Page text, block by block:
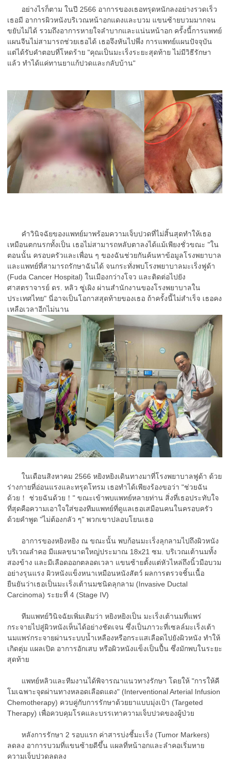
อย่างไรก็ตาม ในปี 2566 อาการของเธอทรุดหนักลงอย่างรวดเร็ว
เธอมี อาการผิวหนังบริเวณหน้าอกแดงและบวม แขนซ้ายบวมมากจน
ขยับไม่ได้ รวมถึงอาการหายใจลำบากและแน่นหน้าอก ครั้งนี้การแพทย์
แผนจีนไม่สามารถช่วยเธอได้ เธอจึงหันไปพึ่ง การแพทย์แผนปัจจุบัน
แต่ได้รับคำตอบที่โหดร้าย "คุณเป็นมะเร็งระยะสุดท้าย ไม่มีวิธีรักษา
แล้ว ทำได้แค่ทานยาแก้ปวดและกลับบ้าน"
คำวินิจฉัยของแพทย์มาพร้อมความเจ็บปวดที่ไม่สิ้นสุดทำให้เธอ
เหมือนตกนรกทั้งเป็น เธอไม่สามารถหลับตาลงได้แม้เพียงชั่วขณะ "ใน
ตอนนั้น ครอบครัวและเพื่อน ๆ ของฉันช่วยกันค้นหาข้อมูลโรงพยาบาล
และแพทย์ที่สามารถรักษาฉันได้ จนกระทั่งพบโรงพยาบาลมะเร็งฟูด้า
(Fuda Cancer Hospital) ในเมืองกว่างโจว และติดต่อไปยัง
ศาสตราจารย์ ดร. หลิว ซู่เผิง ผ่านสำนักงานของโรงพยาบาลใน
ประเทศไทย" นี่อาจเป็นโอกาสสุดท้ายของเธอ ถ้าครั้งนี้ไม่สำเร็จ เธอคง
เหลือเวลาอีกไม่นาน
ในเดือนสิงหาคม 2566 หยิงหยิงเดินทางมาที่โรงพยาบาลฟูด้า ด้วย
ร่างกายที่อ่อนแรงและทรุดโทรม เธอทำได้เพียงร้องขอว่า "ช่วยฉัน
ด้วย！ ช่วยฉันด้วย！" ขณะเข้าพบแพทย์หลายท่าน สิ่งที่เธอประทับใจ
ที่สุดคือความเอาใจใส่ของทีมแพทย์ที่ดูแลเธอเสมือนคนในครอบครัว
ด้วยคำพูด "ไม่ต้องกลัว ๆ" พวกเขาปลอบโยนเธอ
อาการของหยิงหยิง ณ ขณะนั้น พบก้อนมะเร็งลุกลามไปถึงผิวหนัง
บริเวณลำคอ มีแผลขนาดใหญ่ประมาณ 18x21 ซม. บริเวณเต้านมทั้ง
สองข้าง และมีเลือดออกตลอดเวลา แขนซ้ายตั้งแต่หัวไหล่ถึงนิ้วมือบวม
อย่างรุนแรง ผิวหนังแข็งหนาเหมือนหนังสัตว์ ผลการตรวจชิ้นเนื้อ
ยืนยันว่าเธอเป็นมะเร็งเต้านมชนิดลุกลาม (Invasive Ductal
Carcinoma) ระยะที่ 4 (Stage IV)
ทีมแพทย์วินิจฉัยเพิ่มเติมว่า หยิงหยิงเป็น มะเร็งเต้านมที่แพร่
กระจายไปสู่ผิวหนังเห็นได้อย่างชัดเจน ซึ่งเป็นภาวะที่เซลล์มะเร็งเต้า
นมแพร่กระจายผ่านระบบน้ำเหลืองหรือกระแสเลือดไปยังผิวหนัง ทำให้
เกิดตุ่ม แผลเปิด อาการอักเสบ หรือผิวหนังแข็งเป็นปื้น ซึ่งมักพบในระยะ
สุดท้าย
แพทย์หลิวและทีมงานได้พิจารณาแนวทางรักษา โดยให้ "การให้คี
โมเฉพาะจุดผ่านทางหลอดเลือดแดง" (Interventional Arterial Infusion
Chemotherapy) ควบคู่กับการรักษาด้วยยาแบบมุ่งเป้า (Targeted
Therapy) เพื่อควบคุมโรคและบรรเทาความเจ็บปวดของผู้ป่วย
หลังการรักษา 2 รอบแรก ค่าสารบ่งชี้มะเร็ง (Tumor Markers)
ลดลง อาการบวมที่แขนซ้ายดีขึ้น แผลที่หน้าอกและลำคอเริ่มหาย
ความเจ็บปวดลดลง